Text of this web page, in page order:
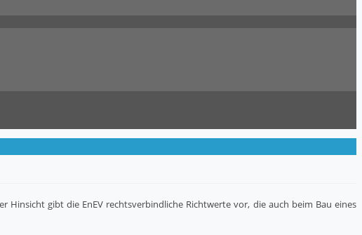
Hinsicht gibt die EnEV rechtsverbindliche Richtwerte vor, die auch beim Bau eines